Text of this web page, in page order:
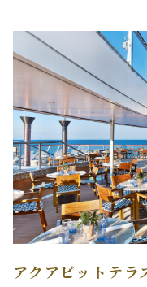
アクアビットテラ